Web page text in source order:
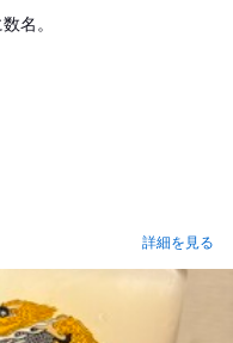
名。
詳細を見る